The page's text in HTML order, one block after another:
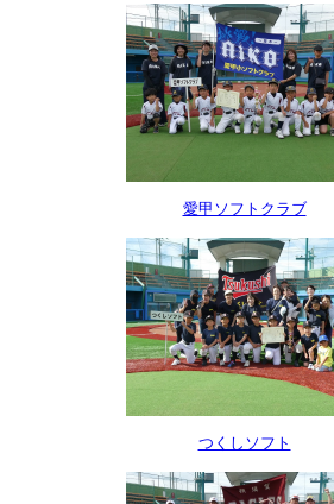
愛甲ソフトクラブ
つくしソフト